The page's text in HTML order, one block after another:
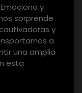
y
sorprende
y
a
una amplia
esta